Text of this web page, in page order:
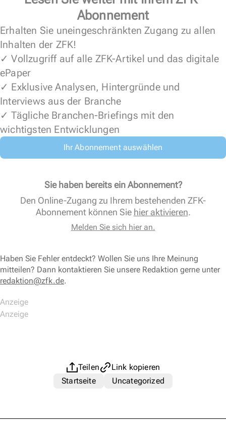
Abonnement
Erhalten Sie uneingeschränkten Zugang zu allen
Inhalten der ZFK!
✓ Vollzugriff auf alle ZFK-Artikel und das digitale
ePaper
✓ Exklusive Analysen, Hintergründe und
Interviews aus der Branche
✓ Tägliche Branchen-Briefings mit den
wichtigsten Entwicklungen
Ihr Abonnement auswählen
Sie haben bereits ein Abonnement?
Den Online-Zugang zu Ihrem bestehenden ZFK-
Abonnement können Sie hier aktivieren.
Melden Sie sich hier an.
Haben Sie Fehler entdeckt? Wollen Sie uns Ihre Meinung
mitteilen? Dann kontaktieren Sie unsere Redaktion gerne unter
redaktion@zfk.de.
Teilen
Link kopieren
Startseite
Uncategorized